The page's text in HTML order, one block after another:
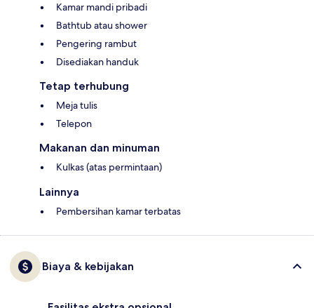
Kamar mandi pribadi
Bathtub atau shower
Pengering rambut
Disediakan handuk
Tetap terhubung
Meja tulis
Telepon
Makanan dan minuman
Kulkas (atas permintaan)
Lainnya
Pembersihan kamar terbatas
Biaya & kebijakan